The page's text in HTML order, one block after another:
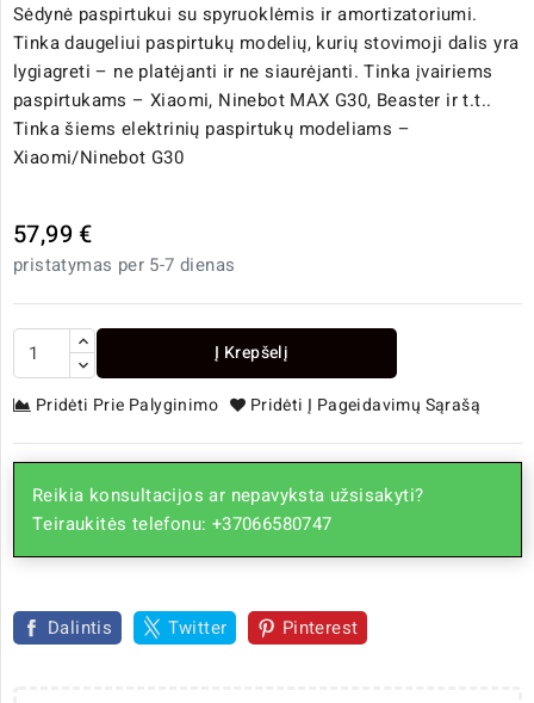
Sėdynė paspirtukui su spyruoklėmis ir amortizatoriumi.
Tinka daugeliui paspirtukų modelių, kurių stovimoji dalis yra
lygiagreti – ne platėjanti ir ne siaurėjanti. Tinka įvairiems
paspirtukams – Xiaomi, Ninebot MAX G30, Beaster ir t.t..
Tinka šiems elektrinių paspirtukų modeliams –
Xiaomi/Ninebot G30
57,99 €
pristatymas per 5-7 dienas
Į Krepšelį
Pridėti Prie Palyginimo Pridėti Į Pageidavimų Sąrašą
Reikia konsultacijos ar nepavyksta užsisakyti?
Teiraukitės telefonu: +37066580747
Dalintis Twitter Pinterest